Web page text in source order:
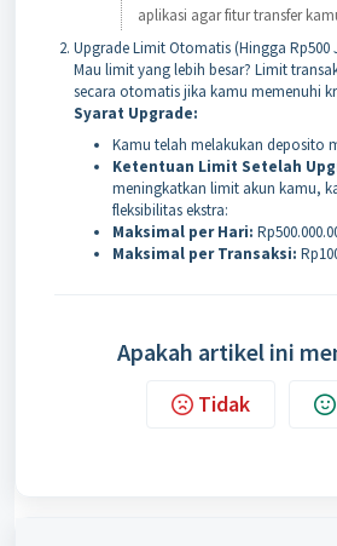
aplikasi agar fitur transfer
Upgrade Limit Otomatis (Hingga Rp500
Mau limit yang lebih besar? Limit
secara otomatis jika kamu memenuhi
Syarat Upgrade:
Kamu telah melakukan deposito
Ketentuan Limit Setelah
meningkatkan limit akun kamu,
fleksibilitas ekstra:
Maksimal per Hari:
Maksimal per Transaksi:
Apakah artikel ini
Tidak